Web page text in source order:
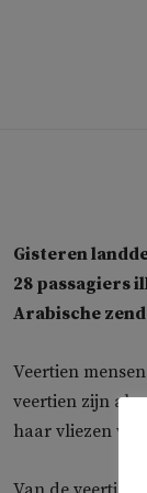
Gisteren
28 passagiers
Arabische
Veertien
veertien zijn al
haar vliezen